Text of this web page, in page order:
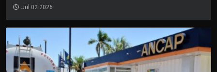
Jul 02 2026